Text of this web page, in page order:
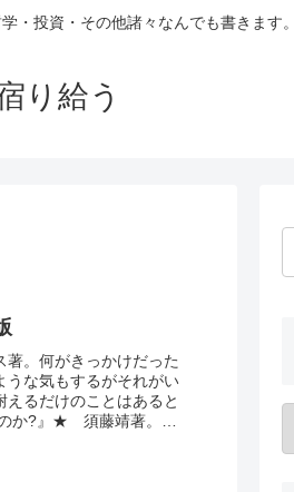
・投資・その他諸々なんでも書きます。
り給う
。何がきっかけだった
うな気もするがそれがい
るだけのことはあると
か?』★ 須藤靖著。